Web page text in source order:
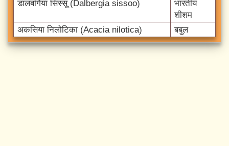
डालबर्गिया सिस्सू (Dalbergia sissoo)
भारतीय
शीशम
अकसिया निलोटिका (Acacia nilotica)
बबुल